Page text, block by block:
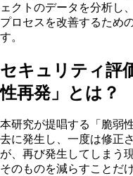
ェクトのデータを分析し
プロセスを改善するため
す。
セキュリティ評
性再発」とは？
本研究が提唱する「脆弱
去に発生し、一度は修正
が、再び発生してしまう
そのものを減らすことだ